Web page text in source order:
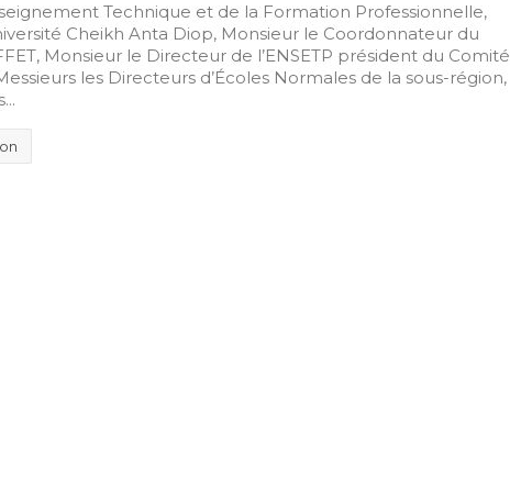
Technique et de la Formation Professionnelle,
Cheikh Anta Diop, Monsieur le Coordonnateur du
Monsieur le Directeur de l’ENSETP président du Comité
les Directeurs d’Écoles Normales de la sous-région,